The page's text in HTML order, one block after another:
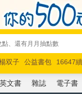
双子 公益書包 16647
新作 馬斯克 玩具總動
英文書 雜誌 電子書